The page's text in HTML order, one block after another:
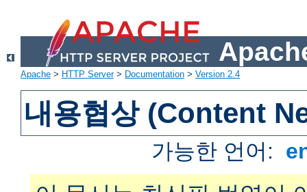
Apache > HTTP Server> Documentation > Version 2.4
내용협상 (Content
가능한 언어: